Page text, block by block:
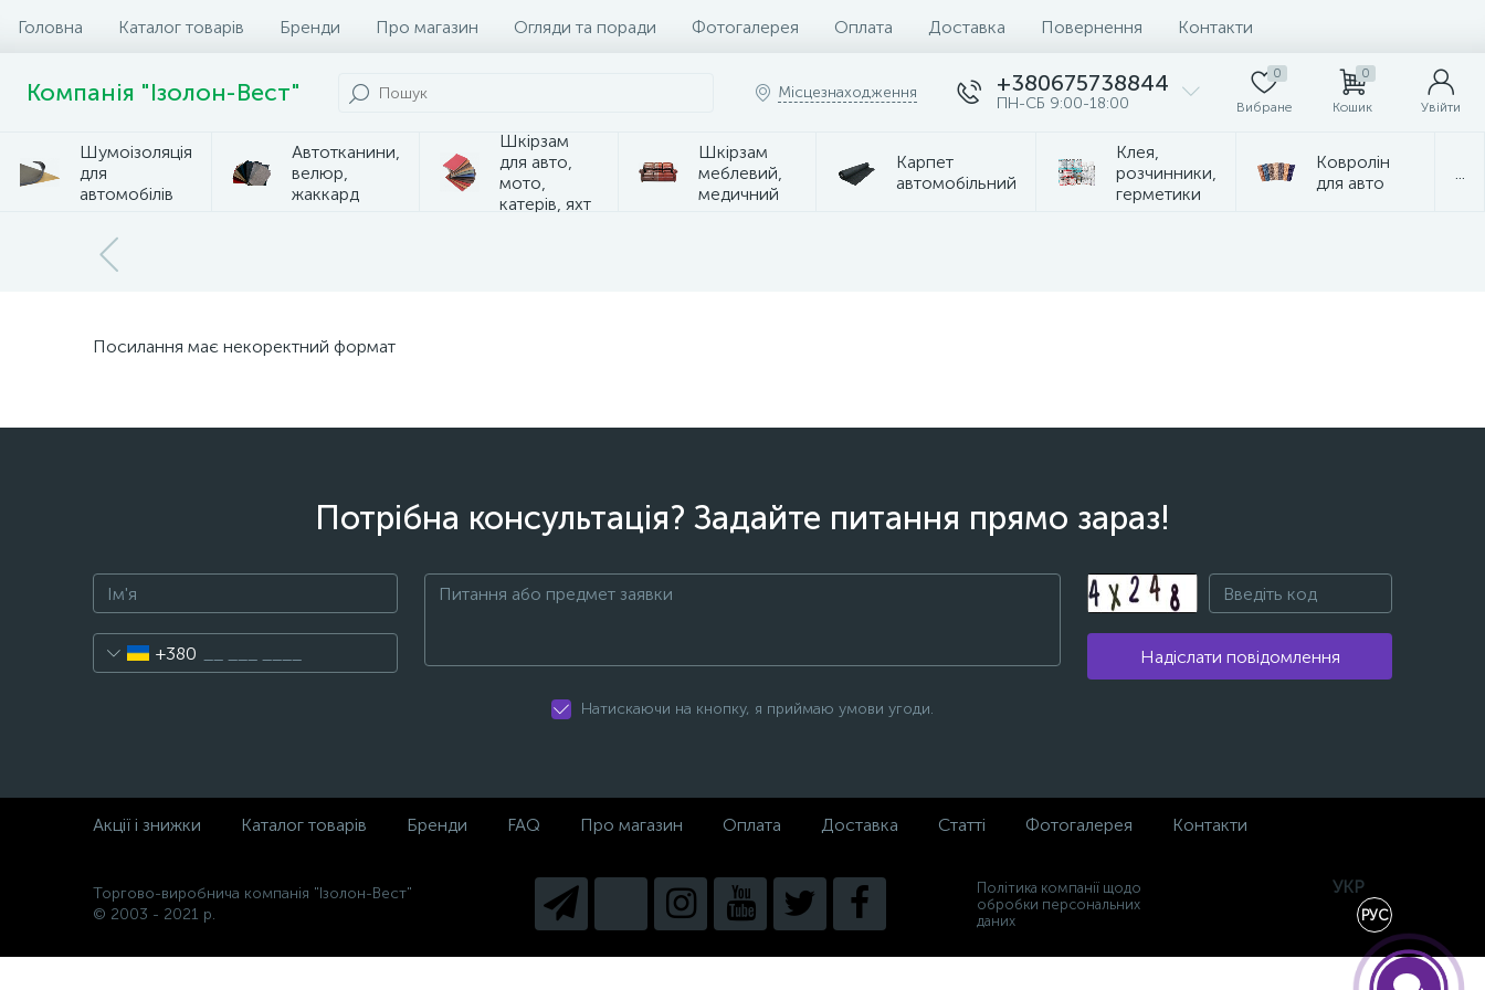
Головна Каталог товарів Бренди Про магазин Огляди та поради Фотогалерея Оплата Доставка Повернення Контакти
Компанія "Ізолон-Вест" Місцезнаходження +380675738844
ПН-СБ 9:00-18:00
0
Вибране
0
Кошик Увійти
Шумоізоляція
для
автомобілів
Автотканини,
велюр,
жаккард
Шкірзам
для авто,
мото,
катерів, яхт
Шкірзам
меблевий,
медичний
Карпет
автомобільний
Клея,
розчинники,
герметики
Ковролін
для авто
Посилання має некоректний формат
Потрібна консультація? Задайте питання прямо зараз!
+380 Надіслати повідомлення
Натискаючи на кнопку, я приймаю умови угоди.
Акції і знижки Каталог товарів Бренди FAQ Про магазин Оплата Доставка Статті Фотогалерея Контакти
Торгово-виробнича компанія "Ізолон-Вест"
© 2003 - 2021 р.
Політика компанії щодо
обробки персональних
даних
УКР
РУС